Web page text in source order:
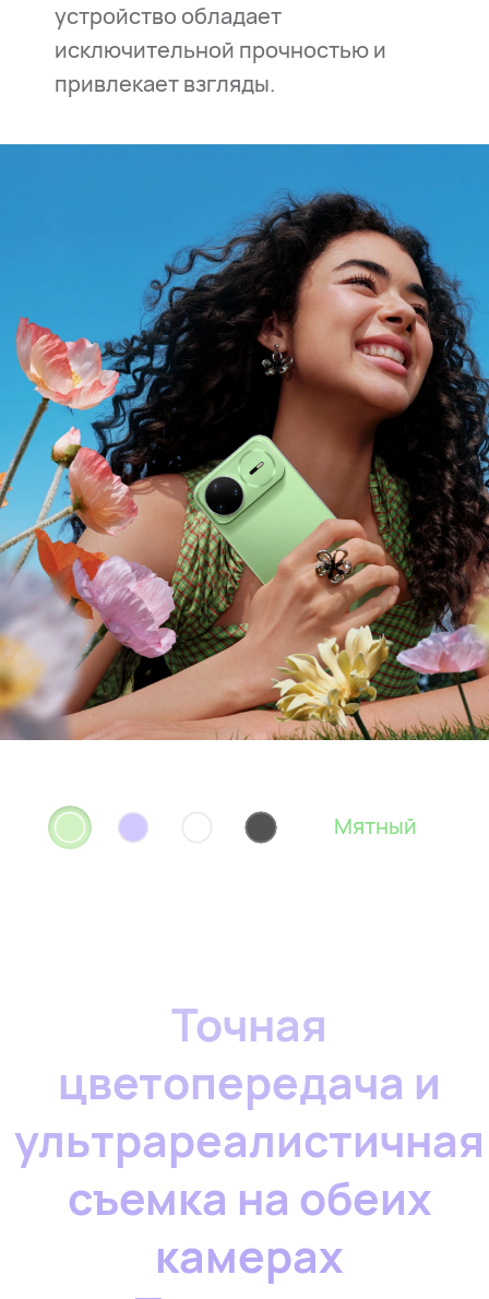
устройство обладает
исключительной прочностью и
привлекает⁠ взгляды.
Мятный
Точная
цветопередача и
ультрареалистичная
съемка на обеих
камерах